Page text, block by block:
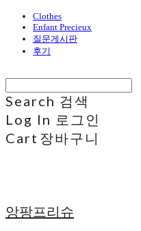
Clothes
Enfant Precieux
질문게시판
후기
Search 검색
Log In 로그인
Cart 장바구니
앙팡프리슈